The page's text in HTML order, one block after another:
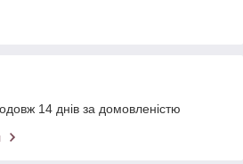
14 днів за домовленістю